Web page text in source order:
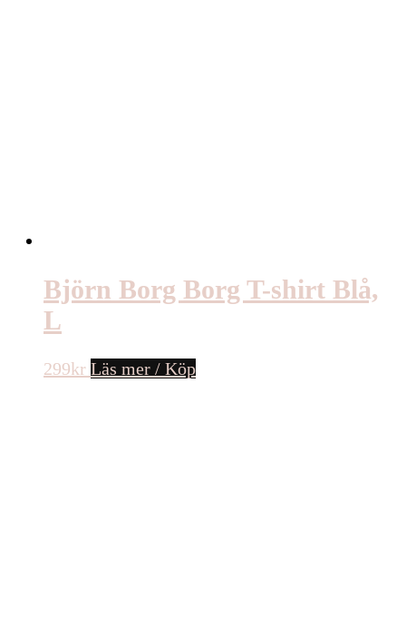
Björn Borg Borg T-shirt Blå,
L
299kr Läs mer / Köp